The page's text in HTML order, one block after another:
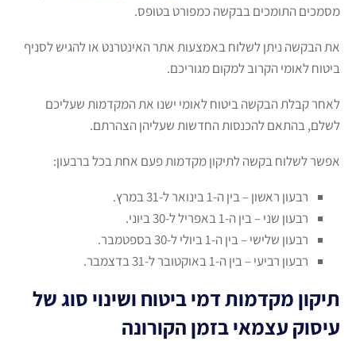
מסמכים התומכים בבקשה כמפורט בטופס.
את הבקשה ניתן לשלוח באמצעות אתר האינטרנט או להגיש לסניף
ביטוח לאומי הקרוב למקום מגוריכם.
לאחר קבלת הבקשה ביטוח לאומי ישנו את המקדמות שעליכם
לשלם, בהתאם להכנסות החדשות שעליהן הצהרתם.
אפשר לשלוח בקשה לתיקון מקדמות פעם אחת בכל ברבעון:
רבעון ראשון – בין ה-1 בינואר ל-31 במרץ.
רבעון שני – בין ה-1 באפריל ל-30 ביוני.
רבעון שלישי – בין ה-1 ביולי ל-30 בספטמבר.
רבעון רביעי – בין ה-1 באוקטובר ל-31 בדצמבר.
תיקון מקדמות דמי ביטוח ושינוי סוג של
עיסוק עצמאי בזמן הקורונה